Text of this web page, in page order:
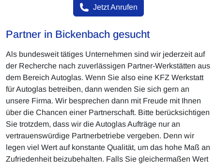
Jetzt Anrufen
Partner in Bickenbach gesucht
Als bundesweit tätiges Unternehmen sind wir jederzeit auf
der Recherche nach zuverlässigen Partner-Werkstätten aus
dem Bereich Autoglas. Wenn Sie also eine KFZ Werkstatt
für Autoglas betreiben, dann wenden Sie sich gern an
unsere Firma. Wir besprechen dann mit Freude mit Ihnen
über die Chancen einer Partnerschaft. Bitte berücksichtigen
Sie trotzdem, dass wir die Autoglas Aufträge nur an
vertrauenswürdige Partnerbetriebe vergeben. Denn wir
legen viel Wert auf konstante Qualität, um das hohe Maß an
Zufriedenheit beizubehalten. Falls Sie gleichermaßen Wert